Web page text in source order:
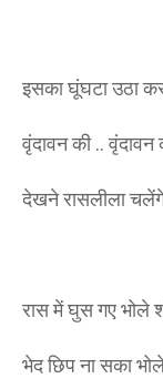
इसका घूंघटा उठा
वृंदावन की .. वृंदावन
देखने रासलीला
रास में घुस गए भोले
भेद छिप ना सका